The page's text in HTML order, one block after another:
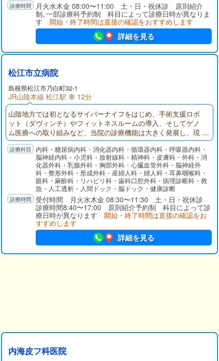
月火水木金 08:00〜11:00 土・日・祝休診 原則紹介
制､一部診療科予約制 科目によって診療日時が異なりま
す 開始・終了時間は直接の確認をおすすめします
詳細を見る
松江市立病院
島根県松江市乃白町32-1
JR山陰本線 松江駅 車 12分
山陰地方では初となるサイバーナイフをはじめ、手術支援ロボ
ット（ダヴィンチ）やフィットネスルームの導入、そしてゲノ
ム医療への取り組みなど、当院の診療機能は大きく発展し、現
在では病床数470床、27診療科を有し100名を超える医師が勤務
する山陰の中核病院の一つとなりました。最新の医療情報や研
修の場を提供し、他の医療機関や施設との連携によって、地域
包括ケアシステムの構築にも一層推進してまいる所存です。
内科・糖尿病内科・消化器内科・循環器内科・呼吸器内科・
脳神経内科・小児科・放射線科・精神科・皮膚科・外科・消
化器外科・乳腺外科・胸部外科・心臓血管外科・脳神経外
科・整形外科・形成外科・産婦人科・婦人科・耳鼻咽喉科・
眼科・麻酔科・リハビリ科・歯科口腔外科・病理診断科・救
急・人工透析・人間ドック・脳ドック・健康診断
受付時間 月火水木金 08:30〜11:30 土・日・祝休診
診療時間8:40〜17:00 原則紹介予約制 科目によって診
療日時が異なります 開始・終了時間は直接の確認をお
すすめします
詳細を見る
内海皮フ科医院